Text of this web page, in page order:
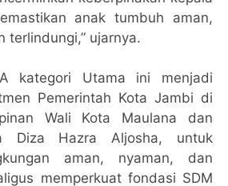
anak tumbuh aman,
terlindungi,” ujarnya.
kategori Utama ini menjadi
Pemerintah Kota Jambi di
Wali Kota Maulana dan
Diza Hazra Aljosha, untuk
aman, nyaman, dan
memperkuat fondasi SDM